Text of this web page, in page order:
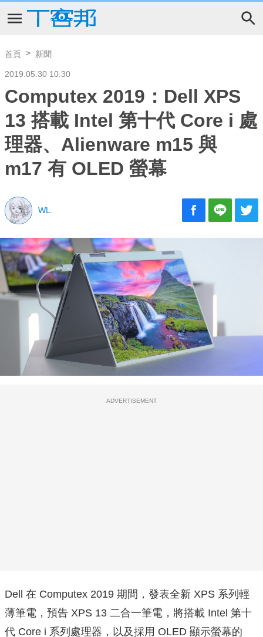
首頁 新聞
2019.05.30 10:30
Computex 2019：Dell XPS
13 搭載 Intel 第十代 Core i 處
理器、Alienware m15 與
m17 有 OLED 螢幕
WL.
ADVERTISEMENT
Dell 在 Computex 2019 期間，發表全新 XPS 系列輕
薄筆電，預告 XPS 13 二合一筆電，將搭載 Intel 第十
代 Core i 系列處理器，以及採用 OLED 顯示螢幕的